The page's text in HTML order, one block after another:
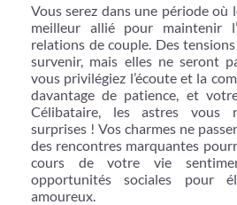
Vous serez dans une période où
meilleur allié pour maintenir
relations de couple. Des
survenir, mais elles ne seront
vous privilégiez l’écoute et la
davantage de patience, et
Célibataire, les astres vous
surprises ! Vos charmes ne
des rencontres marquantes
cours de votre vie
opportunités sociales pour
amoureux.